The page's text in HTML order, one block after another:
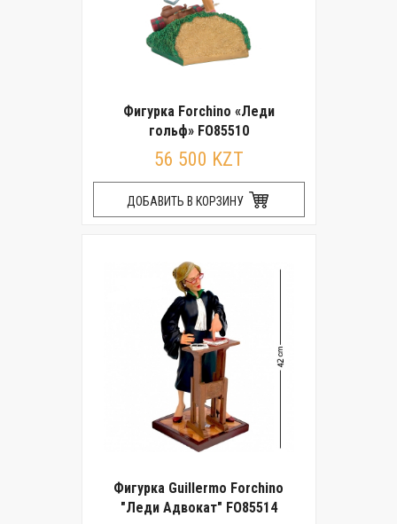
Фигурка Forchino «Леди
гольф» FO85510
56 500 KZT
ДОБАВИТЬ В КОРЗИНУ
Фигурка Guillermo Forchino
"Леди Адвокат" FO85514